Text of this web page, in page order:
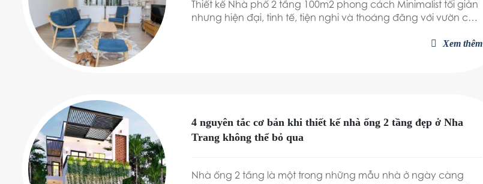
Thiết kế Nhà phố 2 tầng 100m2 phong cách Minimalist tối giản
nhưng hiện đại, tinh tế, tiện nghi và thoáng đãng với vườn cây
Cùng khám phá mẫu thiết kế nhà 2 tầng này để có thêm ý
Xem thêm
4 nguyên tắc cơ bản khi thiết kế nhà ống 2 tầng đẹp ở Nha
Trang không thể bỏ qua
Nhà ống 2 tầng là một trong những mẫu nhà ở ngày càng